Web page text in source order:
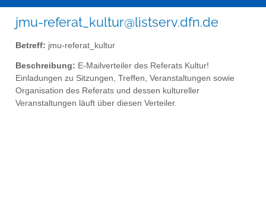
jmu-referat_kultur@listserv.dfn.de
Betreff: jmu-referat_kultur
Beschreibung: E-Mailverteiler des Referats Kultur!
Einladungen zu Sitzungen, Treffen, Veranstaltungen sowie
Organisation des Referats und dessen kultureller
Veranstaltungen läuft über diesen Verteiler.